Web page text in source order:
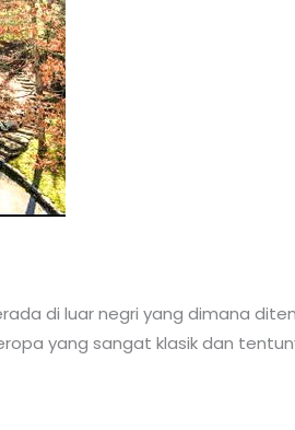
di luar negri yang dimana
yang sangat klasik dan